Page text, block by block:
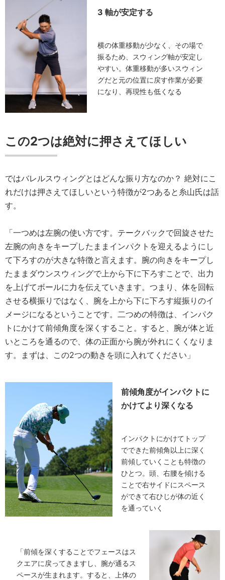
3 軸が安定する
横の体重移動が少なく、その場で
振るため、スウィング軸が安定し
やすい。体重移動が多いスウィン
グだと元の位置に戻す作業が必要
になり、再現性も低くなる
この2つは絶対に押さえてほしい
ではバレルスウィングとはどんな振り方なのか？ 絶対にこ
れだけは押さえてほしいという特徴が2つあると糸山氏は話
す。
「一つめは左腕の使い方です。テークバックで回旋させた
左腕の向きをキープしたままインパクトを迎えるようにし
て下ろすのが大きな特徴と言えます。腕の向きをキープし
たままダウンスウィングで上から下に下ろすことで、出力
を上げてボールに力を伝えていきます。つまり、体を回転
させる横振りではなく、腕を上から下に下ろす縦振りのイ
メージになるということです。二つめの特徴は、インパク
トにかけて前傾角度を深くすること。すると、腕が体と近
いところを通るので、体の正面から腕が外れにくくなりま
す。まずは、この2つの動きを頭に入れてください」
前傾角度がインパクトに
かけてより深くなる
インパクトにかけてトップ
でできた前傾角以上に深く
前傾していくことも特徴の
ひとつ。頭、右腰を傾ける
ことで右サイドにスペース
ができて右ひじが体の近く
を通っていく
「前傾を深くすることでフェースはス
クエアに戻ってきますし、腕が通るス
ペースが生まれます。すると、上体の